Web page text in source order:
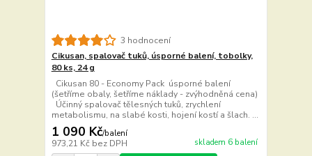
3 hodnocení
Cikusan, spalovač tuků, úsporné balení, tobolky,
80 ks, 24 g
Cikusan 80 - Economy Pack úsporné balení
(šetříme obaly, šetříme náklady - zvýhodněná cena)
Účinný spalovač tělesných tuků, zrychlení
metabolismu, na slabé kosti, hojení kostí a šlach. ...
1 090 Kč/balení
973,21 Kč bez DPH skladem 6 balení